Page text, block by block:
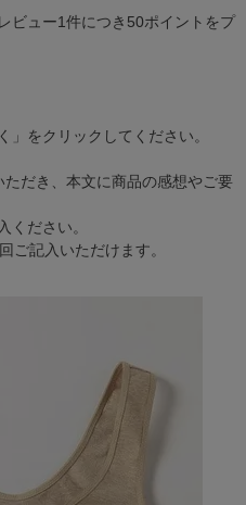
ビュー1件につき50ポイントをプ
をクリックしてください。
だき、本文に商品の感想やご要
ください。
ご記入いただけます。